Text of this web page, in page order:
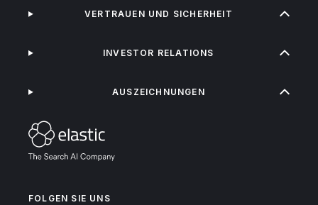
FOLGEN SIE UNS
VERTRAUEN UND SICHERHEIT
INVESTOR RELATIONS
AUSZEICHNUNGEN